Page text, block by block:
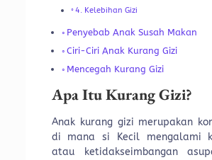
4. Kelebihan Gizi
Penyebab Anak Susah Makan
Ciri-Ciri Anak Kurang Gizi
Mencegah Kurang Gizi
Apa Itu Kurang Gizi?
Anak kurang gizi merupakan
di mana si Kecil mengalami
atau ketidakseimbangan